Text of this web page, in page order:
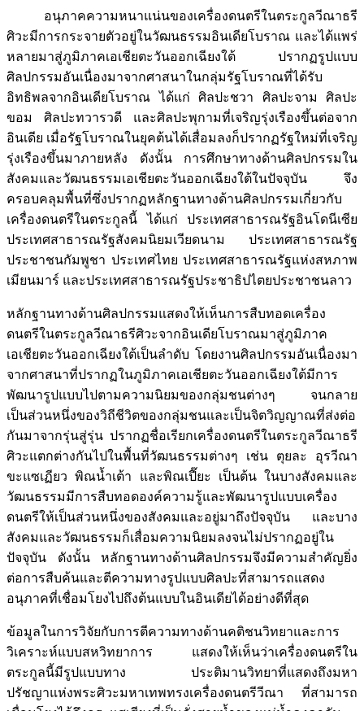
อนุภาคความหนาแน่นของเครื่องดนตรีในตระกูลวีณาธรี
ศิวะมีการกระจายตัวอยู่ในวัฒนธรรมอินเดียโบราณ และได้แพร่
หลายมาสู่ภูมิภาคเอเชียตะวันออกเฉียงใต้ ปรากฏรูปแบบ
ศิลปกรรมอันเนื่องมาจากศาสนาในกลุ่มรัฐโบราณที่ได้รับ
อิทธิพลจากอินเดียโบราณ ได้แก่ ศิลปะชวา ศิลปะจาม ศิลปะ
ขอม ศิลปะทวารวดี และศิลปะพุกามที่เจริญรุ่งเรืองขึ้นต่อจาก
อินเดีย เมื่อรัฐโบราณในยุคต้นได้เสื่อมลงก็ปรากฏรัฐใหม่ที่เจริญ
รุ่งเรืองขึ้นมาภายหลัง ดังนั้น การศึกษาทางด้านศิลปกรรมใน
สังคมและวัฒนธรรมเอเชียตะวันออกเฉียงใต้ในปัจจุบัน จึง
ครอบคลุมพื้นที่ซึ่งปรากฏหลักฐานทางด้านศิลปกรรมเกี่ยวกับ
เครื่องดนตรีในตระกูลนี้ ได้แก่ ประเทศสาธารณรัฐอินโดนีเซีย
ประเทศสาธารณรัฐสังคมนิยมเวียดนาม ประเทศสาธารณรัฐ
ประชาชนกัมพูชา ประเทศไทย ประเทศสาธารณรัฐแห่งสหภาพ
เมียนมาร์ และประเทศสาธารณรัฐประชาธิปไตยประชาชนลาว
หลักฐานทางด้านศิลปกรรมแสดงให้เห็นการสืบทอดเครื่อง
ดนตรีในตระกูลวีณาธรีศิวะจากอินเดียโบราณมาสู่ภูมิภาค
เอเชียตะวันออกเฉียงใต้เป็นลำดับ โดยงานศิลปกรรมอันเนื่องมา
จากศาสนาที่ปรากฏในภูมิภาคเอเชียตะวันออกเฉียงใต้มีการ
พัฒนารูปแบบไปตามความนิยมของกลุ่มชนต่างๆ จนกลาย
เป็นส่วนหนึ่งของวิถีชีวิตของกลุ่มชนและเป็นจิตวิญญาณที่ส่งต่อ
กันมาจากรุ่นสู่รุ่น ปรากฏชื่อเรียกเครื่องดนตรีในตระกูลวีณาธรี
ศิวะแตกต่างกันไปในพื้นที่วัฒนธรรมต่างๆ เช่น ตุยละ อุรวีณา
ขะแซเฏียว พิณน้ำเต้า และพิณเปี๊ยะ เป็นต้น ในบางสังคมและ
วัฒนธรรมมีการสืบทอดองค์ความรู้และพัฒนารูปแบบเครื่อง
ดนตรีให้เป็นส่วนหนึ่งของสังคมและอยู่มาถึงปัจจุบัน และบาง
สังคมและวัฒนธรรมก็เสื่อมความนิยมลงจนไม่ปรากฏอยู่ใน
ปัจจุบัน ดังนั้น หลักฐานทางด้านศิลปกรรมจึงมีความสำคัญยิ่ง
ต่อการสืบค้นและตีความทางรูปแบบศิลปะที่สามารถแสดง
อนุภาคที่เชื่อมโยงไปถึงต้นแบบในอินเดียได้อย่างดีที่สุด
ข้อมูลในการวิจัยกับการตีความทางด้านคติชนวิทยาและการ
วิเคราะห์แบบสหวิทยาการ แสดงให้เห็นว่าเครื่องดนตรีใน
ตระกูลนี้มีรูปแบบทาง ประติมานวิทยาที่แสดงถึงมหา
ปรัชญาแห่งพระศิวะมหาเทพทรงเครื่องดนตรีวีณา ที่สามารถ